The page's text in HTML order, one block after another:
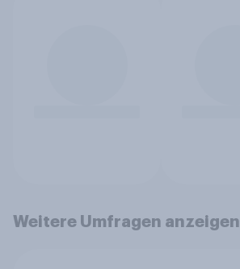
Weitere Umfragen anzeigen